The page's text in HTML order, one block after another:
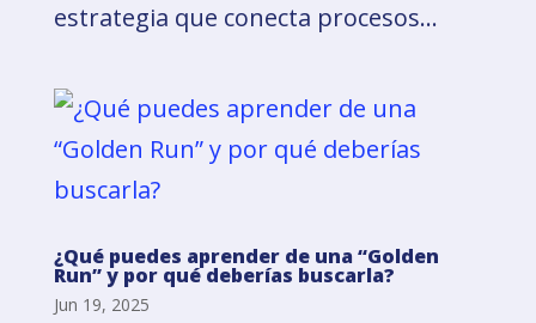
estrategia que conecta procesos...
¿Qué puedes aprender de una “Golden
Run” y por qué deberías buscarla?
Jun 19, 2025